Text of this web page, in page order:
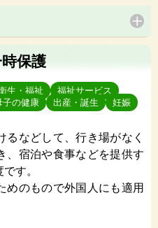
保護
生・福祉
福祉サービス
子の健康 出産・誕生 妊娠
るなどして、行き場がなく
、宿泊や食事などを提供す
す。
めのもので外国人にも適用